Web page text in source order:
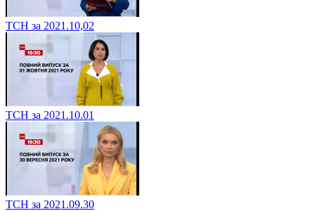
ТСН за 2021.10,02
ТСН за 2021.10.01
ТСН за 2021.09.30